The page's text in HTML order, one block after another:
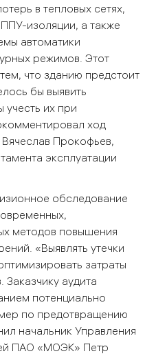
в тепловых сетях,
изоляции, а также
автоматики
режимов. Этот
что зданию предстоит
бы выявить
их при
ход
Прокофьев,
эксплуатации
обследование
методов повышения
«Выявлять утечки
затраты
аудита
потенциально
по предотвращению
начальник Управления
ПАО «МОЭК» Петр